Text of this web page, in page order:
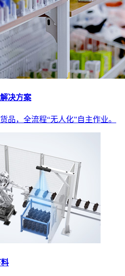
决方案
品，全流程“无人化”自主作业。